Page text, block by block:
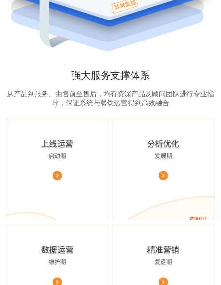
强大服务支撑体系
从产品到服务、由售前至售后，均有资深产品及顾问团队进行专业指
导，保证系统与餐饮运营得到高效融合